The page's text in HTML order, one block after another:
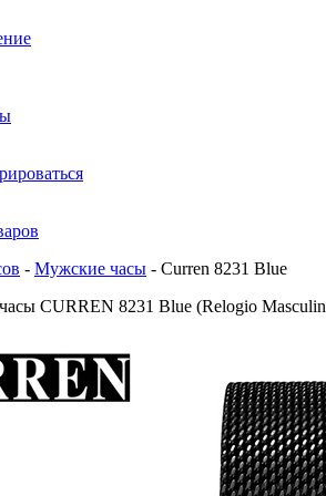
- Мужские часы - Curren 8231 Blue
CURREN 8231 Blue (Relogio